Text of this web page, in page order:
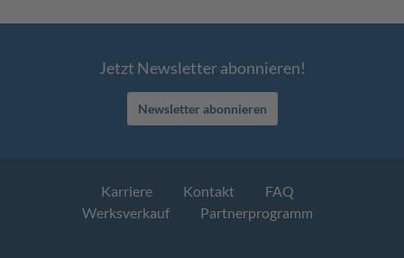
Jetzt Newsletter abonnieren!
Newsletter abonnieren
Karriere Kontakt
FAQ
Werksverkauf
Partnerprogramm